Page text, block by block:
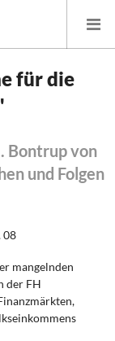
für die
Bontrup von
und Folgen
08
mangelnden
der FH